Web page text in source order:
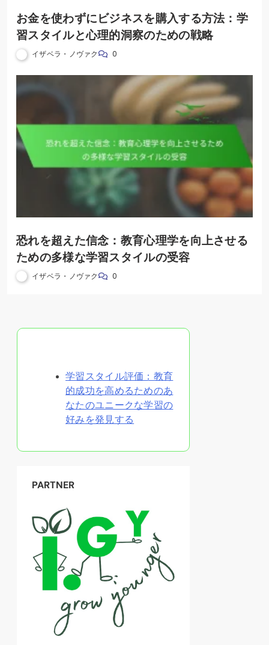
お金を使わずにビジネスを購入する方法：学
習スタイルと心理的洞察のための戦略
イザベラ・ノヴァク 0
恐れを超えた信念：教育心理学を向上させる
ための多様な学習スタイルの受容
イザベラ・ノヴァク 0
学習スタイル評価：教育
的成功を高めるためのあ
なたのユニークな学習の
好みを発見する
PARTNER